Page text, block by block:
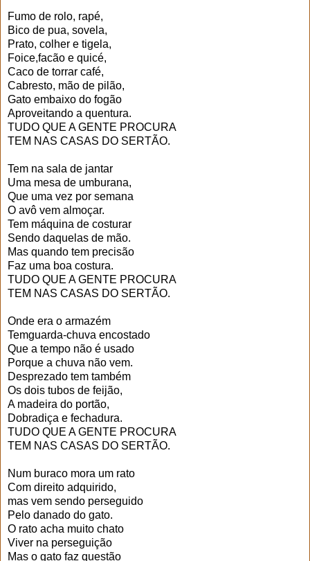
Fumo de rolo, rapé,
Bico de pua, sovela,
Prato, colher e tigela,
Foice,facão e quicé,
Caco de torrar café,
Cabresto, mão de pilão,
Gato embaixo do fogão
Aproveitando a quentura.
TUDO QUE A GENTE PROCURA
TEM NAS CASAS DO SERTÃO.
Tem na sala de jantar
Uma mesa de umburana,
Que uma vez por semana
O avô vem almoçar.
Tem máquina de costurar
Sendo daquelas de mão.
Mas quando tem precisão
Faz uma boa costura.
TUDO QUE A GENTE PROCURA
TEM NAS CASAS DO SERTÃO.
Onde era o armazém
Temguarda-chuva encostado
Que a tempo não é usado
Porque a chuva não vem.
Desprezado tem também
Os dois tubos de feijão,
A madeira do portão,
Dobradiça e fechadura.
TUDO QUE A GENTE PROCURA
TEM NAS CASAS DO SERTÃO.
Num buraco mora um rato
Com direito adquirido,
mas vem sendo perseguido
Pelo danado do gato.
O rato acha muito chato
Viver na perseguição
Mas o gato faz questão